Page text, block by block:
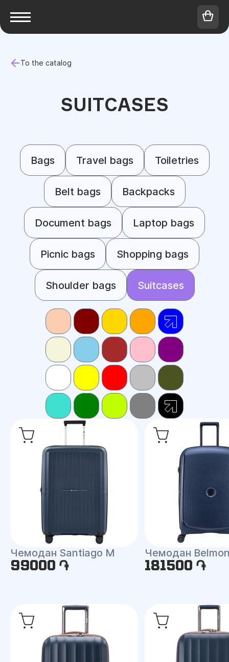
To the catalog
SUITCASES
Bags Travel bags Toiletries
Belt bags Backpacks
Document bags Laptop bags
Picnic bags Shopping bags
Shoulder bags Suitcases
Чемодан Santiago M
99000 ֏
Чемодан
181500 ֏